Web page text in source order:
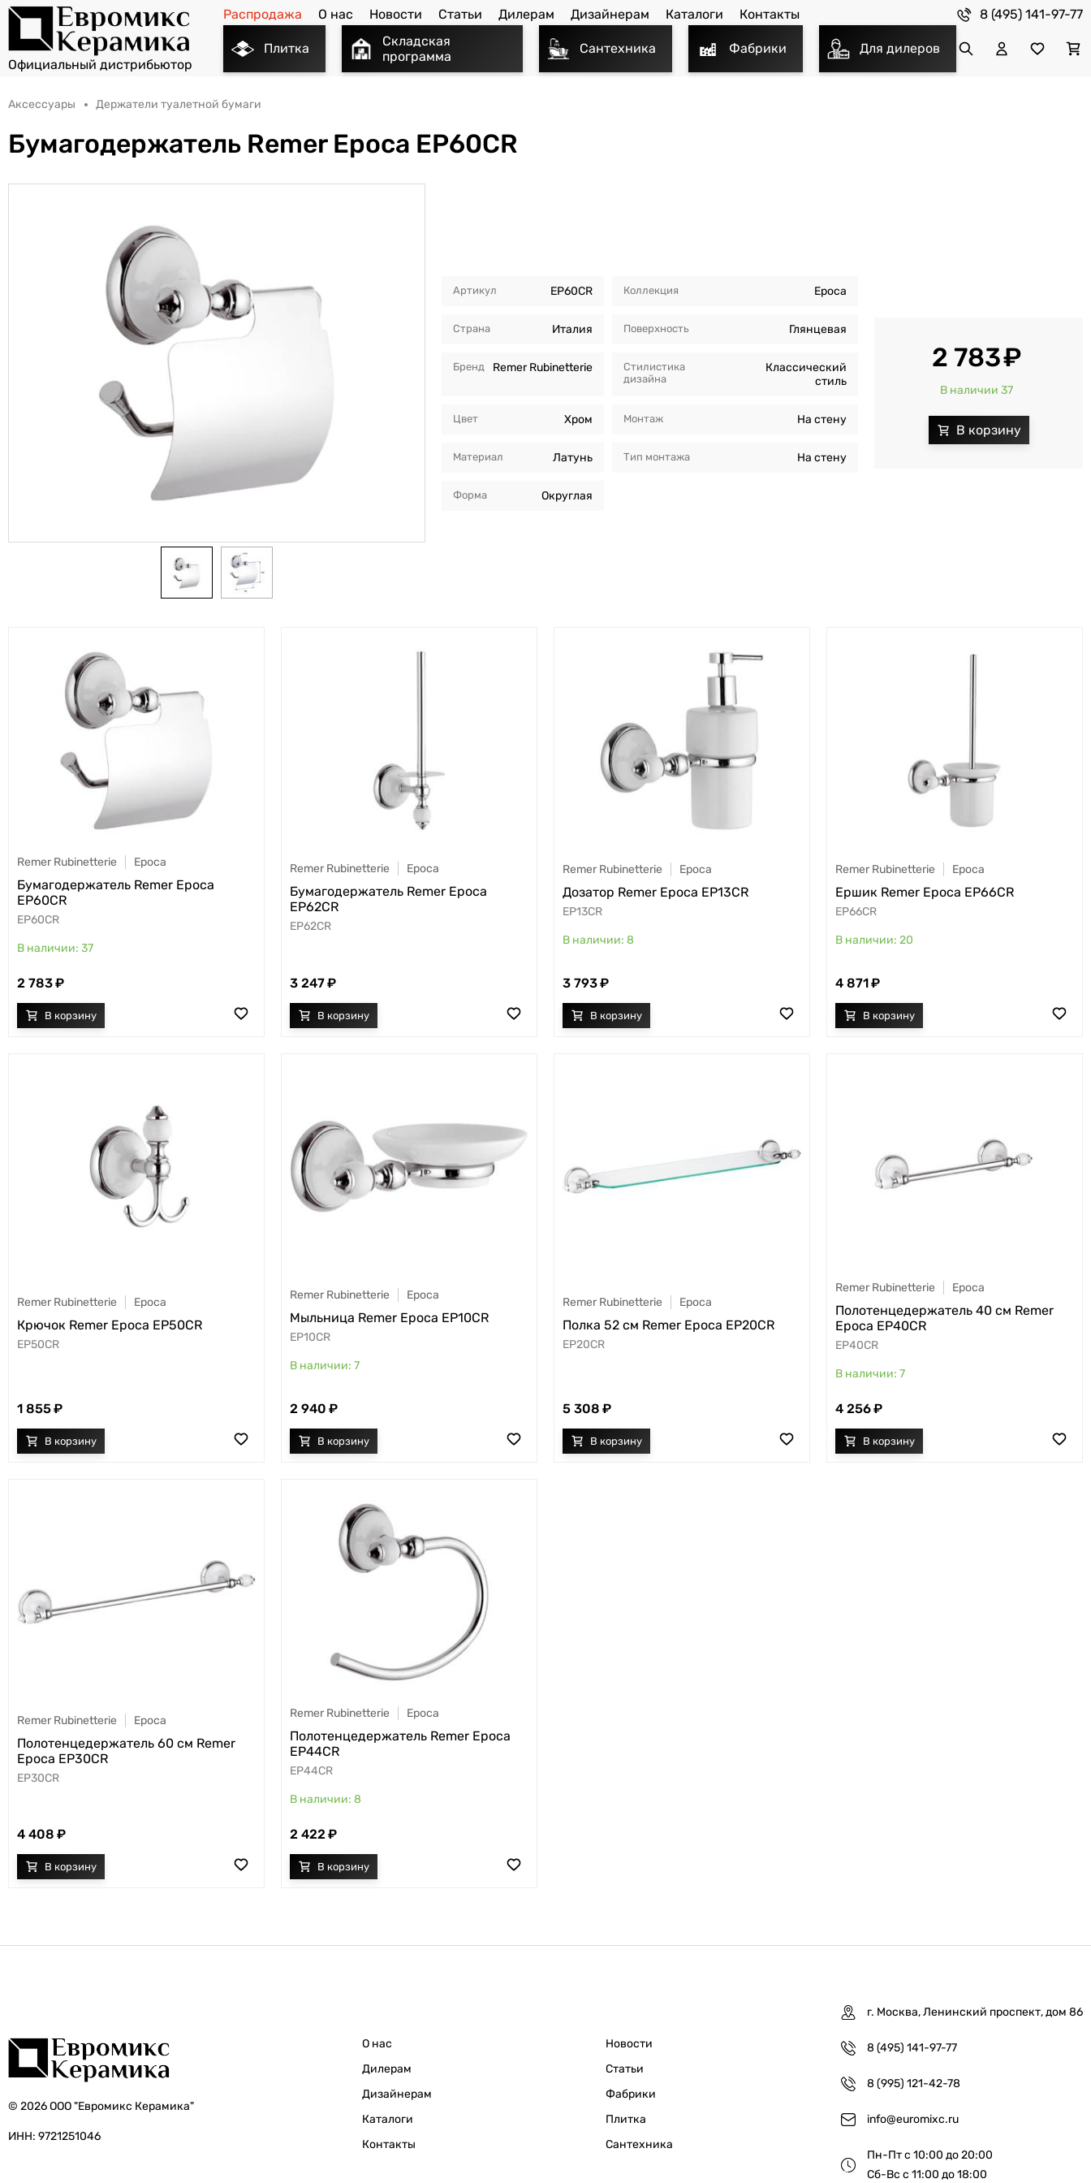
Распродажа О нас Новости Статьи Дилерам Дизайнерам Каталоги Контакты 8 (495) 141-97-77
Плитка
Складская
программа
Сантехника Фабрики Для дилеров
Аксессуары Держатели туалетной бумаги
Бумагодержатель Remer Epoca EP60CR
Артикул EP60CR
Страна Италия
Бренд Remer Rubinetterie
Цвет Хром
Материал Латунь
Форма Округлая
Коллекция Epoca
Поверхность Глянцевая
Стилистика
дизайна
Классический
стиль
Монтаж На стену
Тип монтажа На стену
2 783
В наличии 37
Remer Rubinetterie Epoca
Бумагодержатель Remer Epoca
EP60CR
EP60CR
37
2 783
Remer Rubinetterie Epoca
Бумагодержатель Remer Epoca
EP62CR
EP62CR
3 247
Remer Rubinetterie Epoca
Дозатор Remer Epoca EP13CR
EP13CR
8
3 793
Remer Rubinetterie Epoca
Ершик Remer Epoca EP66CR
EP66CR
20
4 871
Remer Rubinetterie Epoca
Крючок Remer Epoca EP50CR
EP50CR
1 855
Remer Rubinetterie Epoca
Мыльница Remer Epoca EP10CR
EP10CR
7
2 940
Remer Rubinetterie Epoca
Полка 52 см Remer Epoca EP20CR
EP20CR
5 308
Remer Rubinetterie Epoca
Полотенцедержатель 40 см Remer
Epoca EP40CR
EP40CR
7
4 256
Remer Rubinetterie Epoca
Полотенцедержатель 60 см Remer
Epoca EP30CR
EP30CR
4 408
Remer Rubinetterie Epoca
Полотенцедержатель Remer Epoca
EP44CR
EP44CR
8
2 422
© 2026 ООО "Евромикс Керамика"
ИНН: 9721251046
О нас
Дилерам
Дизайнерам
Каталоги
Контакты
Новости
Статьи
Фабрики
Плитка
Сантехника
г. Москва, Ленинский проспект, дом 86
8 (495) 141-97-77
8 (995) 121-42-78
info@euromixc.ru
Пн-Пт с 10:00 до 20:00
Сб-Вс с 11:00 до 18:00